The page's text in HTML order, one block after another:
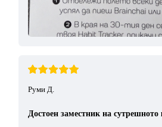
Руми Д.
Достоен заместник на сутрешното